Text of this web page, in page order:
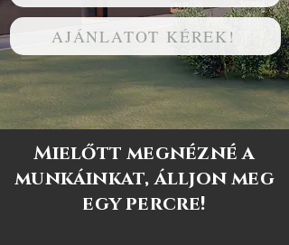
AJÁNLATOT KÉREK!
Mielőtt megnézné a
munkáinkat, álljon meg
egy percre!